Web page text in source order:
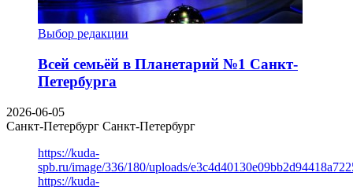
Выбор редакции
Всей семьёй в Планетарий №1 Санкт-
Петербурга
2026-06-05
Санкт-Петербург Санкт-Петербург
https://kuda-
spb.ru/image/336/180/uploads/
https://kuda-